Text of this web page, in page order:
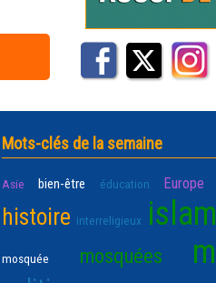
Mots-clés de la semaine
Asie bien-être éducation Europe
histoire interreligieux islam
mosquée mosquées